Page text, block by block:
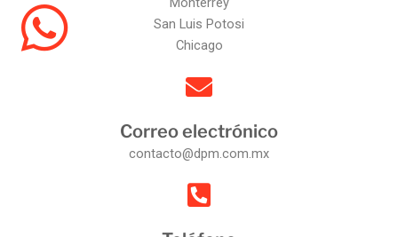
San Luis Potosi
Chicago
Correo electrónico
contacto@dpm.com.mx